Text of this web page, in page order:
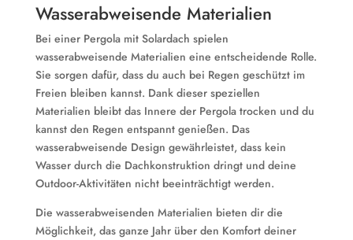
Wasserabweisende Materialien
Bei einer Pergola mit Solardach spielen
wasserabweisende Materialien eine entscheidende Rolle.
Sie sorgen dafür, dass du auch bei Regen geschützt im
Freien bleiben kannst. Dank dieser speziellen
Materialien bleibt das Innere der Pergola trocken und du
kannst den Regen entspannt genießen. Das
wasserabweisende Design gewährleistet, dass kein
Wasser durch die Dachkonstruktion dringt und deine
Outdoor-Aktivitäten nicht beeinträchtigt werden.
Die wasserabweisenden Materialien bieten dir die
Möglichkeit, das ganze Jahr über den Komfort deiner